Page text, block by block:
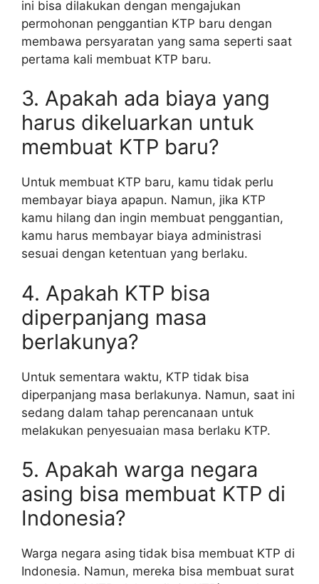
ini bisa dilakukan dengan mengajukan
permohonan penggantian KTP baru dengan
membawa persyaratan yang sama seperti saat
pertama kali membuat KTP baru.
3. Apakah ada biaya yang
harus dikeluarkan untuk
membuat KTP baru?
Untuk membuat KTP baru, kamu tidak perlu
membayar biaya apapun. Namun, jika KTP
kamu hilang dan ingin membuat penggantian,
kamu harus membayar biaya administrasi
sesuai dengan ketentuan yang berlaku.
4. Apakah KTP bisa
diperpanjang masa
berlakunya?
Untuk sementara waktu, KTP tidak bisa
diperpanjang masa berlakunya. Namun, saat ini
sedang dalam tahap perencanaan untuk
melakukan penyesuaian masa berlaku KTP.
5. Apakah warga negara
asing bisa membuat KTP di
Indonesia?
Warga negara asing tidak bisa membuat KTP di
Indonesia. Namun, mereka bisa membuat surat